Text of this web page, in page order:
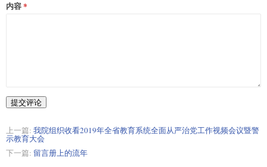
内容
提交评论
上一篇: 我院组织收看2019年全省教育系统全面从严治党工作视频会议暨警
示教育大会
下一篇: 留言册上的流年